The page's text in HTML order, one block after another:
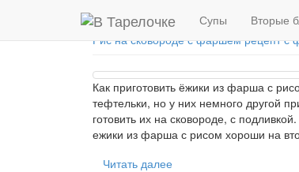
Супы Вторые
Рис на сковороде с фаршем рецепт с
Как приготовить ёжики из фарша с
тефтельки, но у них немного другой
готовить их на сковороде, с
ежики из фарша с рисом хороши на
Читать далее